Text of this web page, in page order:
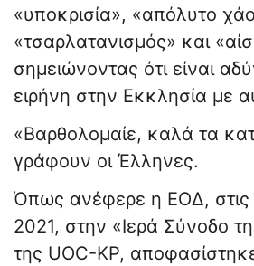
«υποκρισία», «απόλυτο
«τσαρλατανισμός» και
σημειώνοντας ότι είναι
ειρήνη στην Εκκλησία με
«Βαρθολομαίε, καλά τα
γράφουν οι Έλληνες.
Όπως ανέφερε η ΕΟΔ, στις
2021, στην «Ιερά Σύνοδο
της UOC-KP,